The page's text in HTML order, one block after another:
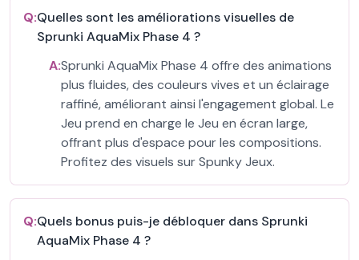
Q:Quelles sont les améliorations visuelles de
Sprunki AquaMix Phase 4 ?
A:Sprunki AquaMix Phase 4 offre des animations
plus fluides, des couleurs vives et un éclairage
raffiné, améliorant ainsi l'engagement global. Le
Jeu prend en charge le Jeu en écran large,
offrant plus d'espace pour les compositions.
Profitez des visuels sur Spunky Jeux.
Q:Quels bonus puis-je débloquer dans Sprunki
AquaMix Phase 4 ?